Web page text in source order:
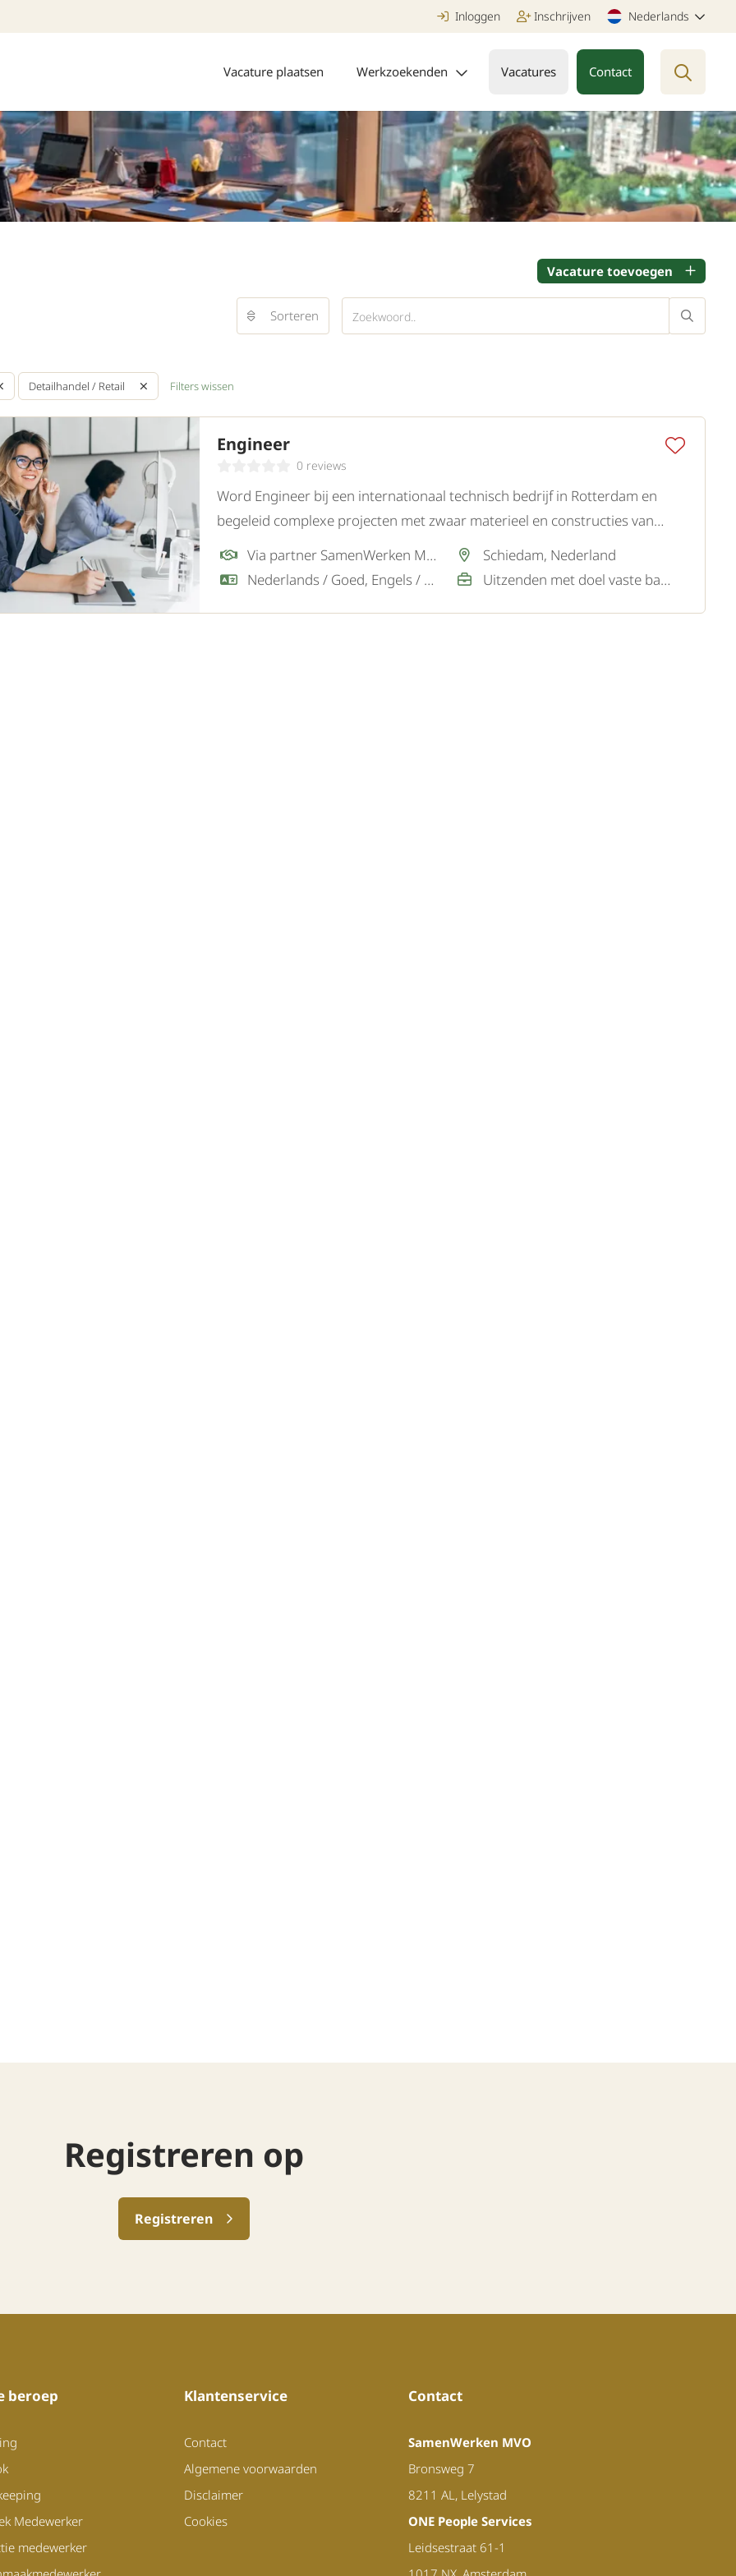
Sorteren
Vacature toevoegen
Detailhandel / Retail Filters wissen
Engineer
0 reviews
Word Engineer bij een internationaal technisch bedrijf in Rotterdam en
begeleid complexe projecten met zwaar materieel en constructies van
ontwerp tot uitvoering.
Via partner SamenWerken MVO
Schiedam, Nederland
Nederlands / Goed, Engels / Goed
Uitzenden met doel vaste baan
Inloggen Inschrijven Nederlands
Vacature plaatsen Werkzoekenden Vacatures Contact
Registreren op
Registreren
beroep
Medewerker
medewerker
Klantenservice
Contact
Algemene voorwaarden
Disclaimer
Cookies
Contact
SamenWerken MVO
Bronsweg 7
8211 AL, Lelystad
ONE People Services
Leidsestraat 61-1